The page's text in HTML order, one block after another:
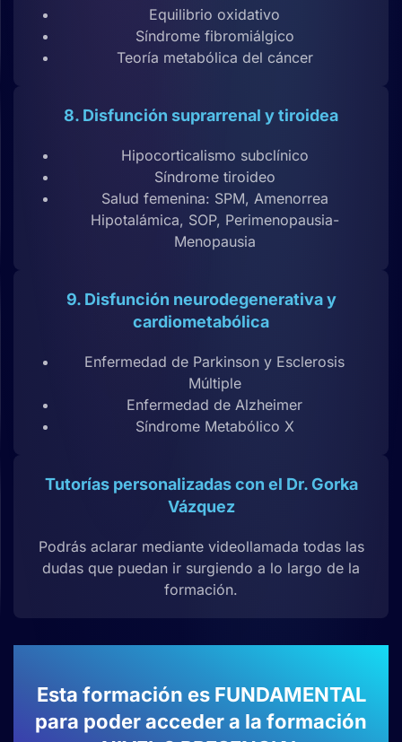
Equilibrio oxidativo
Síndrome fibromiálgico
Teoría metabólica del cáncer
8. Disfunción suprarrenal y tiroidea
Hipocorticalismo subclínico
Síndrome tiroideo
Salud femenina: SPM, Amenorrea
Hipotalámica, SOP, Perimenopausia-
Menopausia
9. Disfunción neurodegenerativa y
cardiometabólica
Enfermedad de Parkinson y Esclerosis
Múltiple
Enfermedad de Alzheimer
Síndrome Metabólico X
Tutorías personalizadas con el Dr. Gorka
Vázquez
Podrás aclarar mediante videollamada todas las
dudas que puedan ir surgiendo a lo largo de la
formación.
Esta formación es FUNDAMENTAL
para poder acceder a la formación